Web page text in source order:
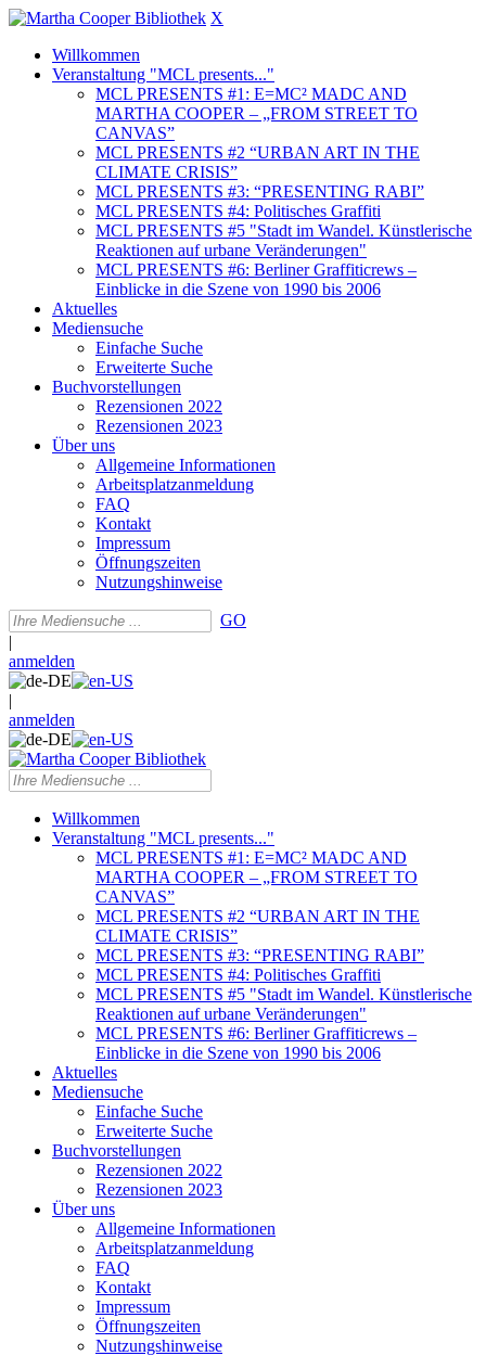
X
Willkommen
Veranstaltung "MCL presents..."
MCL PRESENTS #1: E=MC² MADC AND
MARTHA COOPER – „FROM STREET TO
CANVAS”
MCL PRESENTS #2 “URBAN ART IN THE
CLIMATE CRISIS”
MCL PRESENTS #3: “PRESENTING RABI”
MCL PRESENTS #4: Politisches Graffiti
MCL PRESENTS #5 "Stadt im Wandel. Künstlerische
Reaktionen auf urbane Veränderungen"
MCL PRESENTS #6: Berliner Graffiticrews –
Einblicke in die Szene von 1990 bis 2006
Aktuelles
Mediensuche
Einfache Suche
Erweiterte Suche
Buchvorstellungen
Rezensionen 2022
Rezensionen 2023
Über uns
Allgemeine Informationen
Arbeitsplatzanmeldung
FAQ
Kontakt
Impressum
Öffnungszeiten
Nutzungshinweise
GO
|
anmelden
|
anmelden
Willkommen
Veranstaltung "MCL presents..."
MCL PRESENTS #1: E=MC² MADC AND
MARTHA COOPER – „FROM STREET TO
CANVAS”
MCL PRESENTS #2 “URBAN ART IN THE
CLIMATE CRISIS”
MCL PRESENTS #3: “PRESENTING RABI”
MCL PRESENTS #4: Politisches Graffiti
MCL PRESENTS #5 "Stadt im Wandel. Künstlerische
Reaktionen auf urbane Veränderungen"
MCL PRESENTS #6: Berliner Graffiticrews –
Einblicke in die Szene von 1990 bis 2006
Aktuelles
Mediensuche
Einfache Suche
Erweiterte Suche
Buchvorstellungen
Rezensionen 2022
Rezensionen 2023
Über uns
Allgemeine Informationen
Arbeitsplatzanmeldung
FAQ
Kontakt
Impressum
Öffnungszeiten
Nutzungshinweise